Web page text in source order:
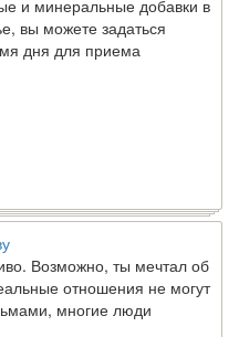
вы можете задаться
дня для приема
Возможно, ты мечтал об
отношения не могут
многие люди